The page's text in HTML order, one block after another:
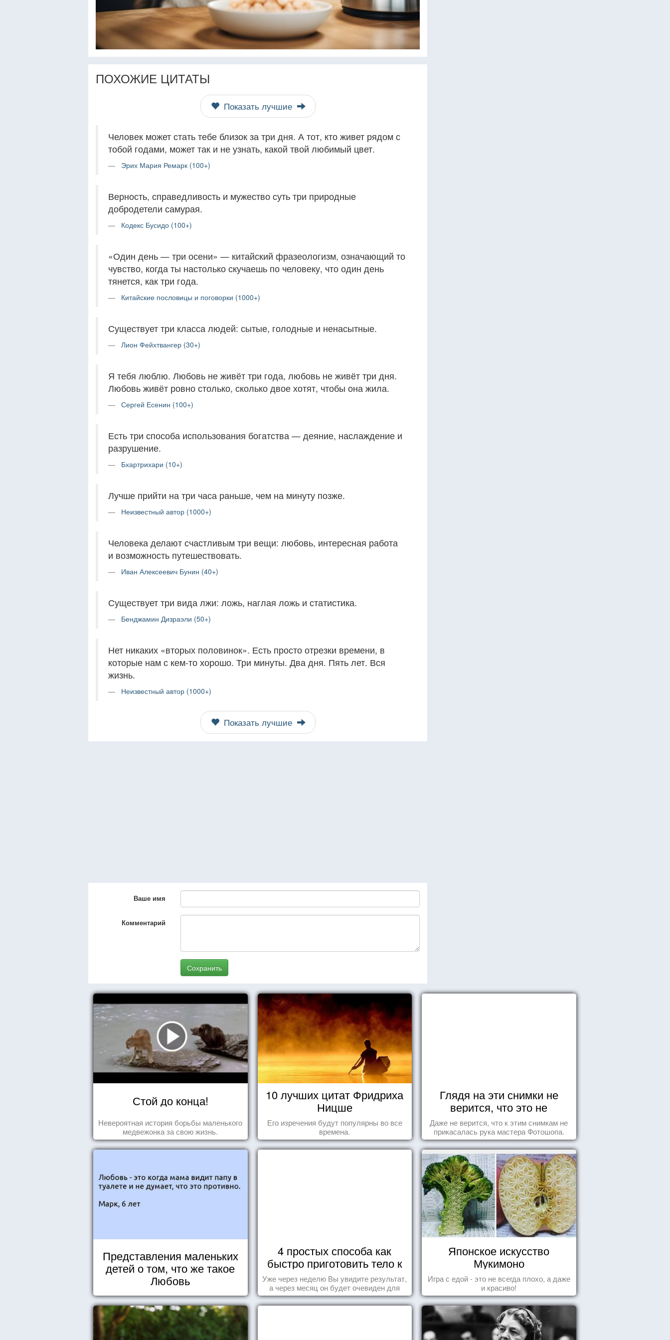
ПОХОЖИЕ ЦИТАТЫ
Показать лучшие
Человек может стать тебе близок за три дня. А тот, кто живет рядом с
тобой годами, может так и не узнать, какой твой любимый цвет.
Эрих Мария Ремарк (100+)
Верность, справедливость и мужество суть три природные
добродетели самурая.
Кодекс Бусидо (100+)
«Один день — три осени» — китайский фразеологизм, означающий то
чувство, когда ты настолько скучаешь по человеку, что один день
тянется, как три года.
Китайские пословицы и поговорки (1000+)
Существует три класса людей: сытые, голодные и ненасытные.
Лион Фейхтвангер (30+)
Я тебя люблю. Любовь не живёт три года, любовь не живёт три дня.
Любовь живёт ровно столько, сколько двое хотят, чтобы она жила.
Сергей Есенин (100+)
Есть три способа использования богатства — деяние, наслаждение и
разрушение.
Бхартрихари (10+)
Лучше прийти на три часа раньше, чем на минуту позже.
Неизвестный автор (1000+)
Человека делают счастливым три вещи: любовь, интересная работа
и возможность путешествовать.
Иван Алексеевич Бунин (40+)
Существует три вида лжи: ложь, наглая ложь и статистика.
Бенджамин Дизраэли (50+)
Нет никаких «вторых половинок». Есть просто отрезки времени, в
которые нам с кем-то хорошо. Три минуты. Два дня. Пять лет. Вся
жизнь.
Неизвестный автор (1000+)
Показать лучшие
Ваше имя
Комментарий
Сохранить
Стой до конца!
Невероятная история борьбы маленького
медвежонка за свою жизнь.
10 лучших цитат Фридриха
Ницше
Его изречения будут популярны во все
времена.
Глядя на эти снимки не
верится, что это не
Фотошоп!
Даже не верится, что к этим снимкам не
прикасалась рука мастера Фотошопа.
Представления маленьких
детей о том, что же такое
Любовь
4 простых способа как
быстро приготовить тело к
морю
Уже через неделю Вы увидите результат,
а через месяц он будет очевиден для
всех!
Японское искусство
Мукимоно
Игра с едой - это не всегда плохо, а даже
и красиво!